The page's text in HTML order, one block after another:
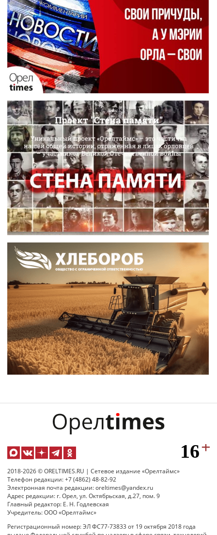
2018-2026 © ORELTIMES.RU | Сетевое издание «Орелтаймс»
Телефон редакции: +7 (4862) 48-82-92
Электронная почта редакции: oreltimes@yandex.ru
Адрес редакции: г. Орел, ул. Октябрьская, д.27, пом. 9
Главный редактор: Е. Н. Годлевская
Учредитель: ООО «Орелтаймс»
Регистрационный номер: ЭЛ ФС77-73833 от 19 октября 2018 года